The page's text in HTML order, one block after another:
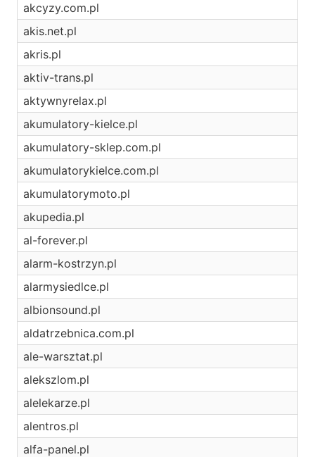
akcyzy.com.pl
akis.net.pl
akris.pl
aktiv-trans.pl
aktywnyrelax.pl
akumulatory-kielce.pl
akumulatory-sklep.com.pl
akumulatorykielce.com.pl
akumulatorymoto.pl
akupedia.pl
al-forever.pl
alarm-kostrzyn.pl
alarmysiedlce.pl
albionsound.pl
aldatrzebnica.com.pl
ale-warsztat.pl
alekszlom.pl
alelekarze.pl
alentros.pl
alfa-panel.pl